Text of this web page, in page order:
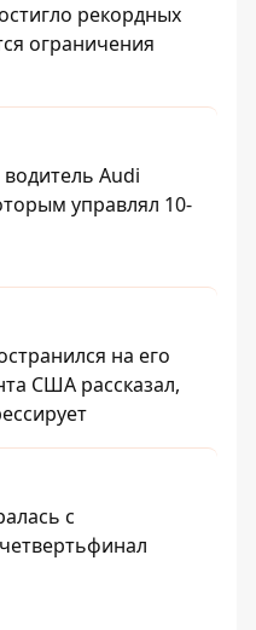
рекордных
ограничения
Audi
управлял 10-
на его
США рассказал,
с